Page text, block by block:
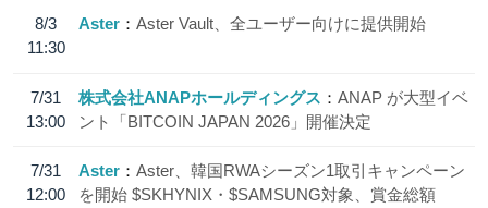
8/3
11:30
Aster Aster Vault、全ユーザー向けに提供開始
7/31
13:00
株式会社ANAPホールディングス
ANAP が大型イベ
ント「BITCOIN JAPAN 2026」開催決定
7/31
12:00
Aster
Aster、韓国RWAシーズン1取引キャンペーン
を開始 $SKHYNIX・$SAMSUNG対象、賞金総額